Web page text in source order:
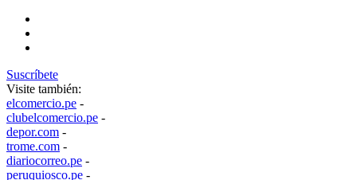
Suscríbete
Visite también:
elcomercio.pe -
clubelcomercio.pe -
depor.com -
trome.com -
diariocorreo.pe -
peruquiosco.pe -